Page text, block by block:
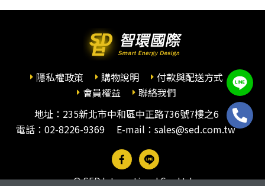
隱私權政策 購物說明
付款與配送方式
會員權益
聯絡我們
地址：235新北市中和區中正路736號7樓之6
電話： 02-8226-9369 E-mail：sales@sed.com.tw
© SED International Co., Ltd